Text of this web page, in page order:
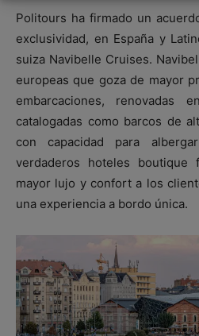
Politours ha firmado un
exclusividad, en España y
suiza Navibelle Cruises.
europeas que goza de mayor
embarcaciones, renovadas
catalogadas como barcos de
con capacidad para
verdaderos hoteles boutique
mayor lujo y confort a los
una experiencia a bordo única.